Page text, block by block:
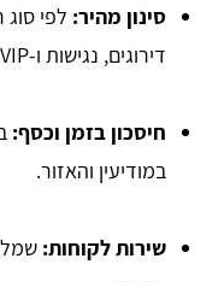
סינון מהיר: לפי סוג
דירוגים, נגישות ו-VIP.
חיסכון בזמן וכסף:
במודיעין והאזור.
שירות לקוחות: